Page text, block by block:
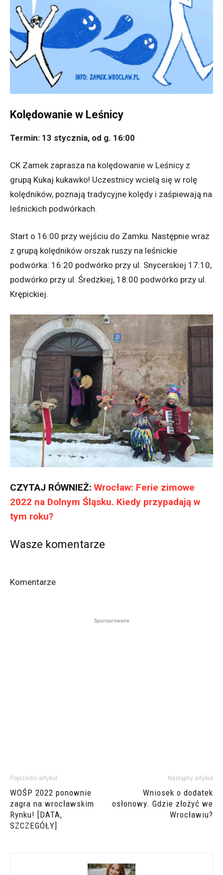
Kolędowanie w Leśnicy
Termin: 13 stycznia, od g. 16:00
CK Zamek zaprasza na kolędowanie w Leśnicy z
grupą Kukaj kukawko! Uczestnicy wcielą się w rolę
kolędników, poznają tradycyjne kolędy i zaśpiewają na
leśnickich podwórkach.
Start o 16:00 przy wejściu do Zamku. Następnie wraz
z grupą kolędników orszak ruszy na leśnickie
podwórka: 16:20 podwórko przy ul. Snycerskiej 17:10,
podwórko przy ul. Średzkiej, 18:00 podwórko przy ul.
Krępickiej.
CZYTAJ RÓWNIEŻ: Wrocław: Ferie zimowe
2022 na Dolnym Śląsku. Kiedy przypadają w
tym roku?
Wasze komentarze
Komentarze
Sponsorowane
Poprzedni artykuł
WOŚP 2022 ponownie
zagra na wrocławskim
Rynku! [DATA,
SZCZEGÓŁY]
Następny artykuł
Wniosek o dodatek
osłonowy. Gdzie złożyć we
Wrocławiu?